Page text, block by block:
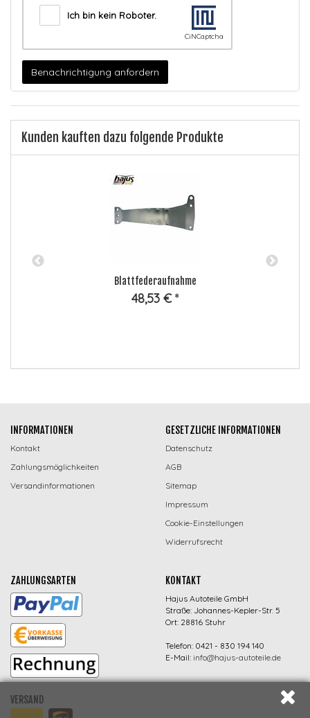
Ich bin kein Roboter.
CiNCaptcha
Benachrichtigung anfordern
Kunden kauften dazu folgende Produkte
Blattfederaufnahme
48,53 € *
INFORMATIONEN
Kontakt
Zahlungsmöglichkeiten
Versandinformationen
GESETZLICHE INFORMATIONEN
Datenschutz
AGB
Sitemap
Impressum
Cookie-Einstellungen
Widerrufsrecht
ZAHLUNGSARTEN
VERSAND
KONTAKT
Hajus Autoteile GmbH
Straße: Johannes-Kepler-Str. 5
Ort: 28816 Stuhr
Telefon: 0421 - 830 194 140
E-Mail: info@hajus-autoteile.de